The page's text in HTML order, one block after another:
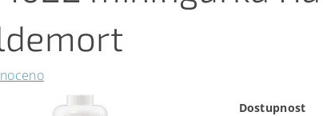
Dostupnost